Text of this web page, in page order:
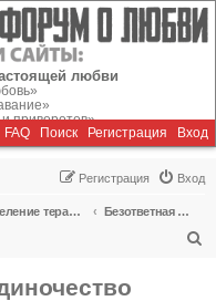
любви
приворотов»
FAQ Поиск Регистрация Вход
Вход
Регистрация
Отделение терапии
Безответная любовь, одиночество